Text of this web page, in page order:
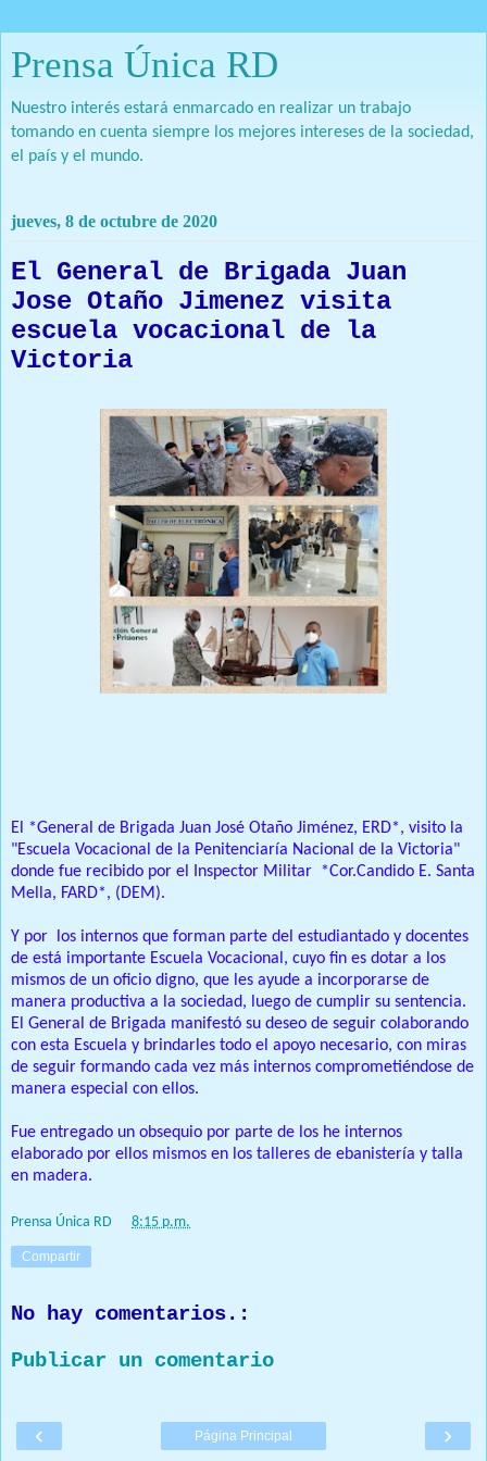
Prensa Única RD
Nuestro interés estará enmarcado en realizar un trabajo
tomando en cuenta siempre los mejores intereses de la sociedad,
el país y el mundo.
jueves, 8 de octubre de 2020
El General de Brigada Juan
Jose Otaño Jimenez visita
escuela vocacional de la
Victoria
El *General de Brigada Juan José Otaño Jiménez, ERD*, visito la
"Escuela Vocacional de la Penitenciaría Nacional de la Victoria"
donde fue recibido por el Inspector Militar *Cor.Candido E. Santa
Mella, FARD*, (DEM).
Y por los internos que forman parte del estudiantado y docentes
de está importante Escuela Vocacional, cuyo fin es dotar a los
mismos de un oficio digno, que les ayude a incorporarse de
manera productiva a la sociedad, luego de cumplir su sentencia.
El General de Brigada manifestó su deseo de seguir colaborando
con esta Escuela y brindarles todo el apoyo necesario, con miras
de seguir formando cada vez más internos comprometiéndose de
manera especial con ellos.
Fue entregado un obsequio por parte de los he internos
elaborado por ellos mismos en los talleres de ebanistería y talla
en madera.
Prensa Única RD 8:15 p.m.
Compartir
No hay comentarios.:
Publicar un comentario
‹ ›
Página Principal